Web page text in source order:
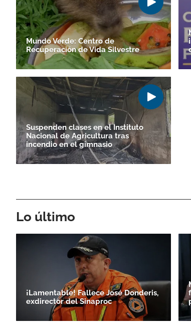
Mundo Verde: Centro de
Recuperación de Vida Silvestre
Suspenden clases en el Instituto
Nacional de Agricultura tras
incendio en el gimnasio
Lo último
¡Lamentable! Fallece José Donderis,
exdirector del Sinaproc